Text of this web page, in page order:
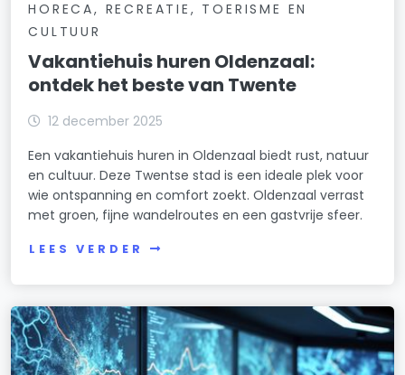
HORECA, RECREATIE, TOERISME EN
CULTUUR
Vakantiehuis huren Oldenzaal:
ontdek het beste van Twente
12 december 2025
Een vakantiehuis huren in Oldenzaal biedt rust, natuur
en cultuur. Deze Twentse stad is een ideale plek voor
wie ontspanning en comfort zoekt. Oldenzaal verrast
met groen, fijne wandelroutes en een gastvrije sfeer.
LEES VERDER